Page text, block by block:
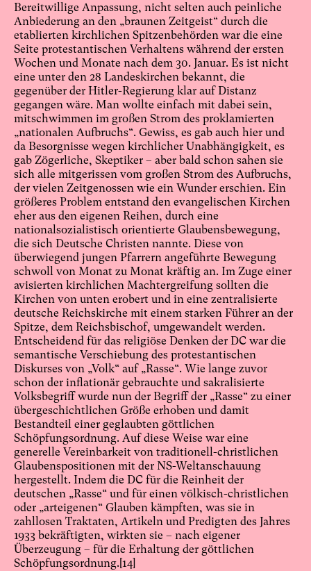
Bereitwillige Anpassung, nicht selten auch peinliche
Anbiederung an den „braunen Zeitgeist“ durch die
etablierten kirchlichen Spitzenbehörden war die eine
Seite protestantischen Verhaltens während der ersten
Wochen und Monate nach dem 30. Januar. Es ist nicht
eine unter den 28 Landeskirchen bekannt, die
gegenüber der Hitler-Regierung klar auf Distanz
gegangen wäre. Man wollte einfach mit dabei sein,
mitschwimmen im großen Strom des proklamierten
„nationalen Aufbruchs“. Gewiss, es gab auch hier und
da Besorgnisse wegen kirchlicher Unabhängigkeit, es
gab Zögerliche, Skeptiker – aber bald schon sahen sie
sich alle mitgerissen vom großen Strom des Aufbruchs,
der vielen Zeitgenossen wie ein Wunder erschien. Ein
größeres Problem entstand den evangelischen Kirchen
eher aus den eigenen Reihen, durch eine
nationalsozialistisch orientierte Glaubensbewegung,
die sich Deutsche Christen nannte. Diese von
überwiegend jungen Pfarrern angeführte Bewegung
schwoll von Monat zu Monat kräftig an. Im Zuge einer
avisierten kirchlichen Machtergreifung sollten die
Kirchen von unten erobert und in eine zentralisierte
deutsche Reichskirche mit einem starken Führer an der
Spitze, dem Reichsbischof, umgewandelt werden.
Entscheidend für das religiöse Denken der DC war die
semantische Verschiebung des protestantischen
Diskurses von „Volk“ auf „Rasse“. Wie lange zuvor
schon der inflationär gebrauchte und sakralisierte
Volksbegriff wurde nun der Begriff der „Rasse“ zu einer
übergeschichtlichen Größe erhoben und damit
Bestandteil einer geglaubten göttlichen
Schöpfungsordnung. Auf diese Weise war eine
generelle Vereinbarkeit von traditionell-christlichen
Glaubenspositionen mit der NS-Weltanschauung
hergestellt. Indem die DC für die Reinheit der
deutschen „Rasse“ und für einen völkisch-christlichen
oder „arteigenen“ Glauben kämpften, was sie in
zahllosen Traktaten, Artikeln und Predigten des Jahres
1933 bekräftigten, wirkten sie – nach eigener
Überzeugung – für die Erhaltung der göttlichen
Schöpfungsordnung. [14]